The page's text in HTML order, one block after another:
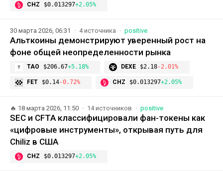
CHZ $0.013297+2.05%
30 марта 2026, 06:31 4 источника positive
Альткоины демонстрируют уверенный рост на
фоне общей неопределенности рынка
TAO $206.67+5.18% DEXE $2.18-2.01%
FET $0.14-0.72% CHZ $0.013297+2.05%
🔥 18 марта 2026, 11:50 14 источников positive
SEC и CFTA классифицировали фан-токены как
«цифровые инструменты», открывая путь для
Chiliz в США
CHZ $0.013297+2.05%